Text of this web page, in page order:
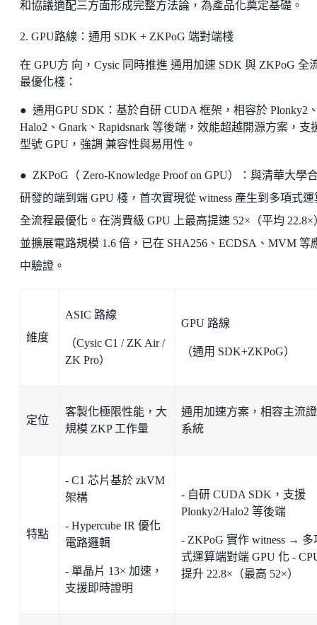
和協議適配三方面形成完整方法論，為產品化奠定基礎。
2. GPU路線：通用 SDK + ZKPoG 端對端棧
在 GPU方 向，Cysic 同時推進 通用加速 SDK 與 ZKPoG 全
最優化棧：
● 通用GPU SDK：基於自研 CUDA 框架，相容於 Plonky2
Halo2、Gnark、Rapidsnark 等後端，效能超越開源方案，支
型號 GPU，強調 兼容性與易用性。
● ZKPoG（ Zero-Knowledge Proof on GPU）：與清華大學
研發的端到端 GPU 棧，首次實現從 witness 產生到多項式運
全流程最優化。在消費級 GPU 上最高提速 52×（平均 22.8×
並擴展電路規模 1.6 倍，已在 SHA256、ECDSA、MVM 等
中驗證。
維度
ASIC 路線
（Cysic C1 / ZK Air /
ZK Pro）
GPU 路線
（通用 SDK+ZKPoG）
定位
客製化極限性能，大
規模 ZKP 工作量
通用加速方案，相容主流
系統
特點
- C1 芯片基於 zkVM
架構
- Hypercube IR 優化
電路邏輯
- 單晶片 13× 加速，
支援即時證明
- 自研 CUDA SDK，支援
Plonky2/Halo2 等後端
- ZKPoG 實作 witness → 多
式運算端對端 GPU 化 -
提升 22.8×（最高 52×）